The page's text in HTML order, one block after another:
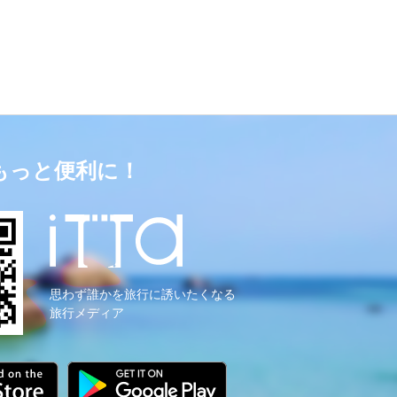
と便利に！
思わず誰かを旅行に誘いたくなる
旅行メディア